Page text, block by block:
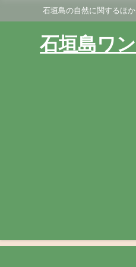
石垣島の自然に関するほ
石垣島ワ